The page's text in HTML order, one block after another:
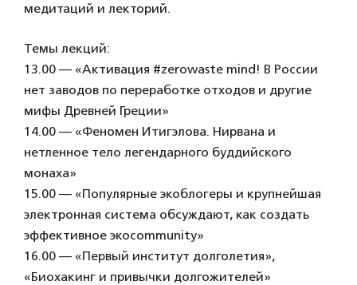
медитаций и лекторий.
Темы лекций:
13.00 — «Активация #zerowaste mind! В России
нет заводов по переработке отходов и другие
мифы Древней Греции»
14.00 — «Феномен Итигэлова. Нирвана и
нетленное тело легендарного буддийского
монаха»
15.00 — «Популярные экоблогеры и крупнейшая
электронная система обсуждают, как создать
эффективное экоcommunity»
16.00 — «Первый институт долголетия»,
«Биохакинг и привычки долгожителей»